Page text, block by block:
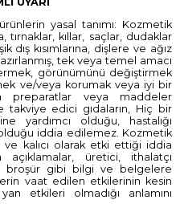
yasal tanımı: Kozmetik
kıllar, saçlar, dudaklar
kısımlarına, dişlere ve ağız
tek veya temel amacı
görünümünü değiştirmek
ve/veya korumak veya iyi bir
preparatlar veya maddeler
edici gıdaların, Hiç bir
yardımcı olduğu, hastalığı
iddia edilemez. Kozmetik
kalıcı olarak etki ettiği iddia
üretici, ithalatçı
broşür gibi bilgi ve belgelere
vaat edilen etkilerinin kesin
etkileri olmadığı anlamını